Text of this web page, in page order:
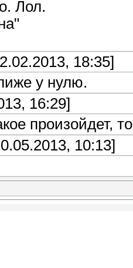
Лол.
18:35]
у нулю.
16:29]
произойдет,
10:13]